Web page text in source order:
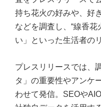
持ち花火の好みや、好
などを調査し、“線香花
い」といった生活者の
プレスリリースでは、
タ」の重要性やアンケ
わせて発信。SEOや